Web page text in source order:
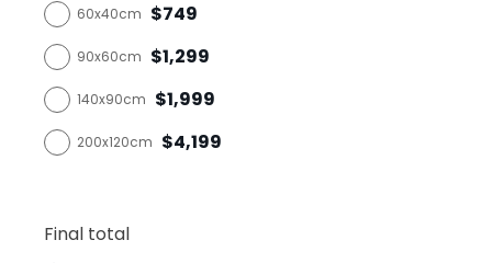
60x40cm $749
90x60cm $1,299
140x90cm $1,999
200x120cm $4,199
Final total